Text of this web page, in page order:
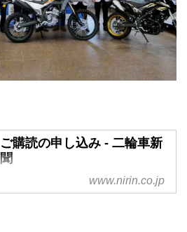
ご購読の申し込み - 二輪車新
聞
www.nirin.co.jp